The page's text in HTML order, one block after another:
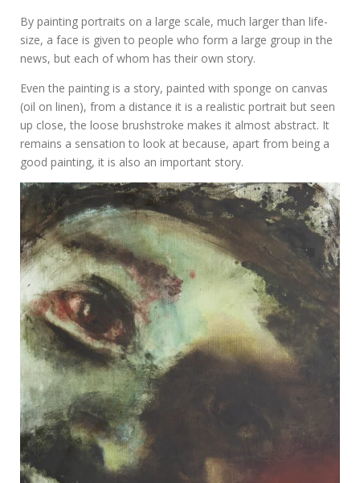
By painting portraits on a large scale, much larger than life-
size, a face is given to people who form a large group in the
news, but each of whom has their own story.
Even the painting is a story, painted with sponge on canvas
(oil on linen), from a distance it is a realistic portrait but seen
up close, the loose brushstroke makes it almost abstract. It
remains a sensation to look at because, apart from being a
good painting, it is also an important story.